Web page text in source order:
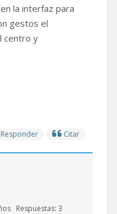
la interfaz para
gestos el
centro y
Responder Citar
Respuestas: 3